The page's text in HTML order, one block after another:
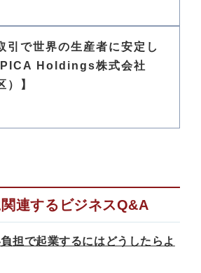
引で世界の生産者に安定し
Holdings株式会社
）】
連するビジネスQ&A
担で起業するにはどうしたらよ